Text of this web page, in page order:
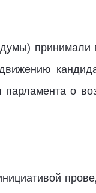
парламента о